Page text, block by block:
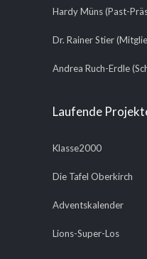
Hardy Müns (Past-
Dr. Rainer Stier
Andrea Ruch-Erdle
Laufende
Klasse2000
Die Tafel Oberkirch
Adventskalender
Lions-Super-Los